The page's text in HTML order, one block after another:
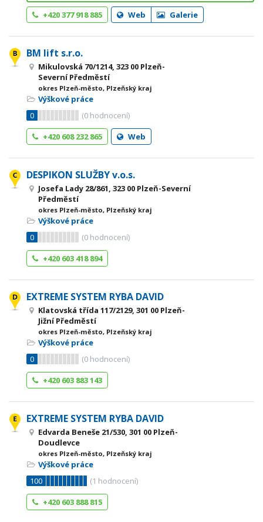
+420 377 918 885 Web Galerie
BM lift s.r.o.
Mikulovská 70/1214, 323 00 Plzeň-
Severní Předměstí
okres Plzeň-město, Plzeňský kraj
Výškové práce
0
(0 hodnocení)
+420 608 232 865
Web
DESPIKON SLUŽBY v.o.s.
Josefa Lady 28/861, 323 00 Plzeň-Severní
Předměstí
okres Plzeň-město, Plzeňský kraj
Výškové práce
0
(0 hodnocení)
+420 603 418 894
EXTREME SYSTEM RYBA DAVID
Klatovská třída 117/2129, 301 00 Plzeň-
Jižní Předměstí
okres Plzeň-město, Plzeňský kraj
Výškové práce
0
(0 hodnocení)
+420 603 883 143
EXTREME SYSTEM RYBA DAVID
Edvarda Beneše 21/530, 301 00 Plzeň-
Doudlevce
okres Plzeň-město, Plzeňský kraj
Výškové práce
100
(1 hodnocení)
+420 603 888 815